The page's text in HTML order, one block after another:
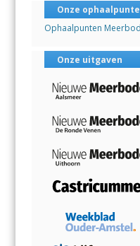
Onze
Ophaalpunten
Onze uitgaven